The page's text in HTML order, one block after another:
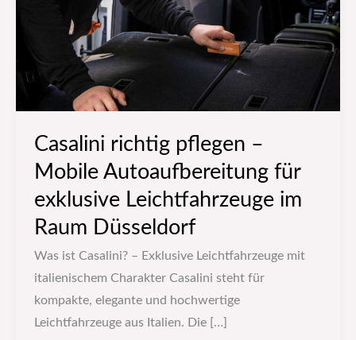
Casalini richtig pflegen –
Mobile Autoaufbereitung für
exklusive Leichtfahrzeuge im
Raum Düsseldorf
Was ist Casalini? – Exklusive Leichtfahrzeuge mit
italienischem Charakter Casalini steht für
kompakte, elegante und hochwertige
Leichtfahrzeuge aus Italien. Die […]
Autoaufbereitung
exklusive
Leichtfahrzeuge
Düsseldorf